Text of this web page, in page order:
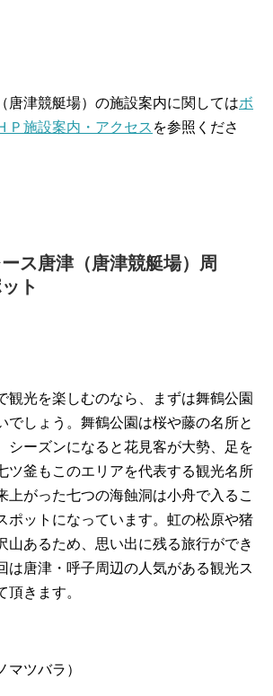
唐津競艇場）の施設案内に関してはボ
Ｐ施設案内・アクセス を参照くださ
ス唐津（唐津競艇場）周
ト
観光を楽しむのなら、まずは舞鶴公園
でしょう。舞鶴公園は桜や藤の名所と
シーズンになると花見客が大勢、足を
ツ釜もこのエリアを代表する観光名所
上がった七つの海蝕洞は小舟で入るこ
ポットになっています。虹の松原や猪
山あるため、思い出に残る旅行ができ
は唐津・呼子周辺の人気がある観光ス
頂きます。
マツバラ）